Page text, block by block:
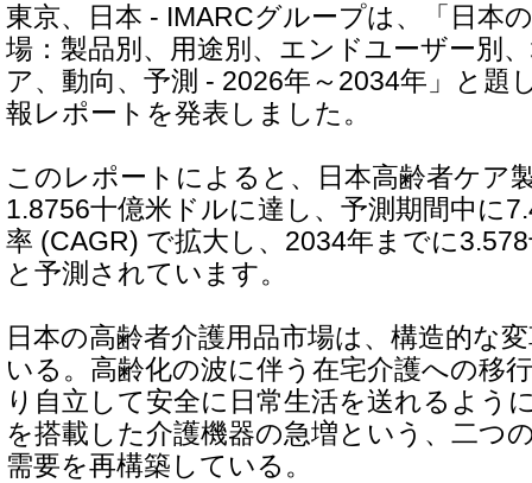
東京、日本 - IMARCグループは、「日本
場：製品別、用途別、エンドユーザー別
ア、動向、予測 - 2026年～2034年」と題
報レポートを発表しました。
このレポートによると、日本高齢者ケア
1.8756十億米ドルに達し、予測期間中に
率 (CAGR) で拡大し、2034年までに
と予測されています。
日本の高齢者介護用品市場は、構造的な
いる。高齢化の波に伴う在宅介護への移
り自立して安全に日常生活を送れるよう
を搭載した介護機器の急増という、二つ
需要を再構築している。